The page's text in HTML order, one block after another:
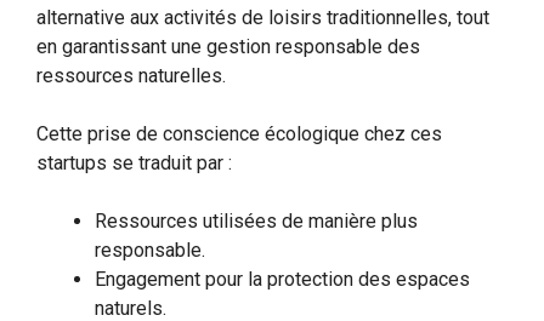
alternative aux activités de loisirs traditionnelles, tout
en garantissant une gestion responsable des
ressources naturelles.
Cette prise de conscience écologique chez ces
startups se traduit par :
Ressources utilisées de manière plus
responsable.
Engagement pour la protection des espaces
naturels.